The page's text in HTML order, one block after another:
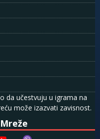
da učestvuju u igrama na
može izazvati zavisnost.